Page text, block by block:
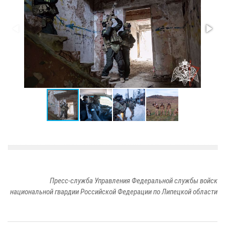
Пресс-служба Управления Федеральной службы войск
национальной гвардии Российской Федерации по Липецкой области